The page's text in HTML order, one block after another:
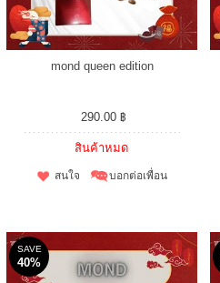
mond queen edition
290.00 ฿
สินค้าหมด
สนใจ บอกต่อเพื่อน
SAVE
40%